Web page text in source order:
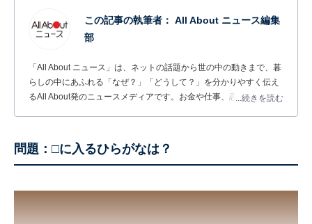
この記事の執筆者： All About ニュース編集
部
「All About ニュース」は、ネットの話題から世の中の動きまで、暮
らしの中にあふれる「なぜ？」「どうして？」を分かりやすく伝え
るAll About発のニュースメディアです。お金や仕事、恋愛、ITに関
...続きを読む
問題：□に入るひらがなは？